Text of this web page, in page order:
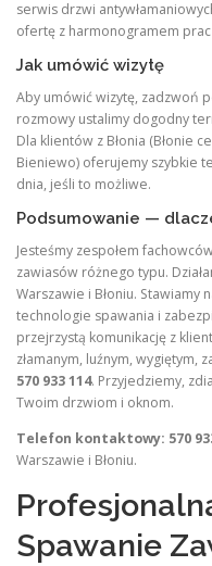
serwis drzwi
ofertę z harmonogramem
Jak umówić wizytę
Aby umówić wizytę, zadzwoń
rozmowy ustalimy dogodny
Dla klientów z Błonia (Błonie
Bieniewo) oferujemy szybkie
dnia, jeśli to możliwe.
Podsumowanie —
Jesteśmy zespołem
zawiasów różnego typu.
Warszawie i Błoniu. Stawiamy
technologie spawania i
przejrzystą komunikację z
złamanym, luźnym, wygiętym,
570 933 114. Przyjedziemy,
Twoim drzwiom i oknom.
Telefon kontaktowy: 570
Warszawie i Błoniu.
Spawanie